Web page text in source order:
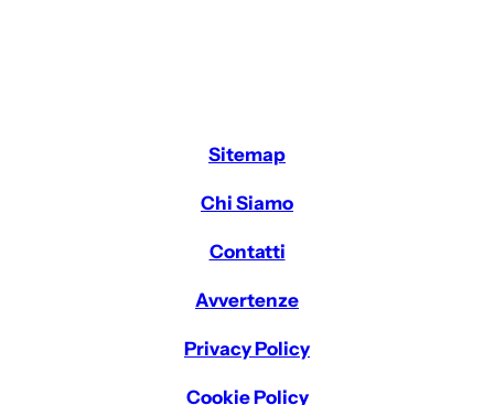
Sitemap
Chi Siamo
Contatti
Avvertenze
Privacy Policy
Cookie Policy